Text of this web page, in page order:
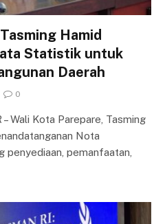
Hamid
Statistik untuk
Daerah
0
Wali Kota Parepare, Tasming
Nota
penyediaan, pemanfaatan,